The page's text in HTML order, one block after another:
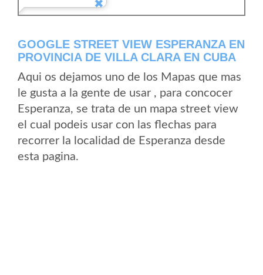
GOOGLE STREET VIEW ESPERANZA EN
PROVINCIA DE VILLA CLARA EN CUBA
Aqui os dejamos uno de los Mapas que mas
le gusta a la gente de usar , para concocer
Esperanza, se trata de un mapa street view
el cual podeis usar con las flechas para
recorrer la localidad de Esperanza desde
esta pagina.